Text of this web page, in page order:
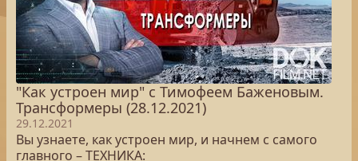
"Как устроен мир" с Тимофеем Баженовым.
Трансформеры (28.12.2021)
29.12.2021
Вы узнаете, как устроен мир, и начнем с самого
главного – ТЕХНИКА: